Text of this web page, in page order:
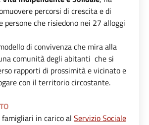
percorsi di crescita e di
persone che risiedono nei 27 alloggi
di convivenza che mira alla
comunità degli abitanti che si
rapporti di prossimità e vicinato e
con il territorio circostante.
in carico al Servizio Sociale